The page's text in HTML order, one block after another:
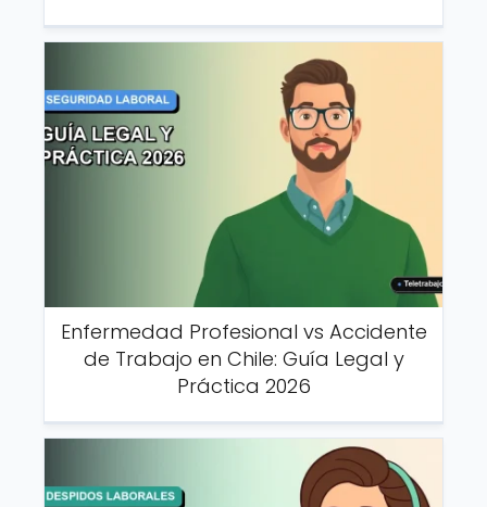
Enfermedad Profesional vs Accidente
de Trabajo en Chile: Guía Legal y
Práctica 2026